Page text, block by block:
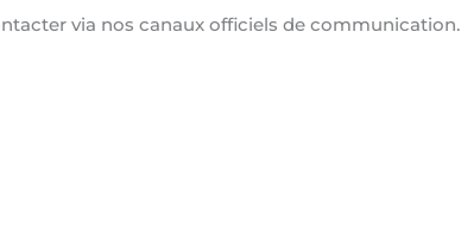
via nos canaux officiels de communication.